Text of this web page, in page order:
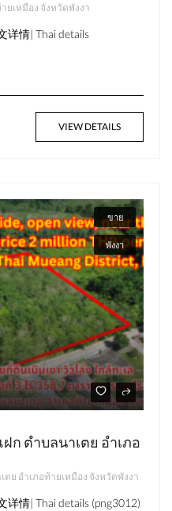
ยเหมือง จังหวัดพังงา
详情| Thai details
VIEW DETAILS
ขาย
พังงา
ก ตำบลนาเตย อำเภอ
ย อำเภอท้ายเหมือง จังหวัดพังงา
详情| Thai details (png3012)